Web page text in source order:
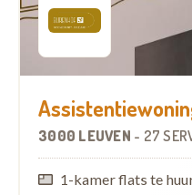
3000 LEUVEN - 27
1-kamer flats te